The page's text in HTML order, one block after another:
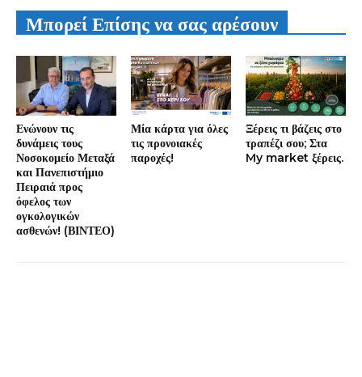
Μπορεί Επίσης να σας αρέσουν
Ενώνουν τις
δυνάμεις τους
Νοσοκομείο Μεταξά
και Πανεπιστήμιο
Πειραιά προς
όφελος των
ογκολογικών
ασθενών! (ΒΙΝΤΕΟ)
Μία κάρτα για όλες
τις προνοιακές
παροχές!
Ξέρεις τι βάζεις στο
τραπέζι σου; Στα
My market ξέρεις.